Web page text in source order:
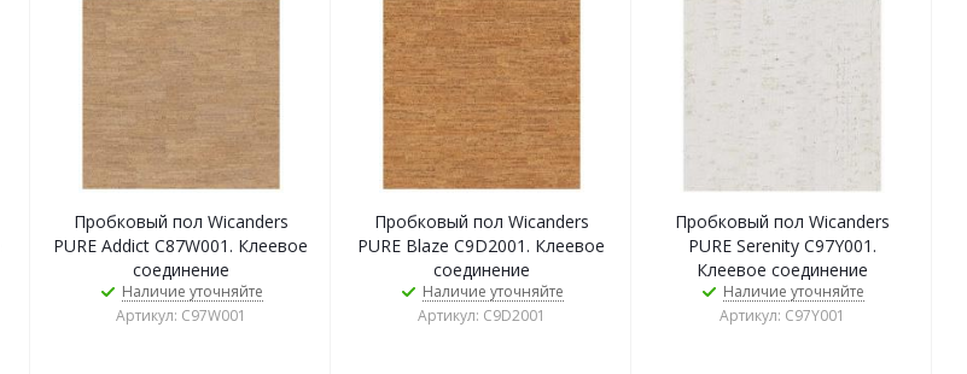
Пробковый пол Wicanders
PURE Addict C87W001. Клеевое
соединение
Наличие уточняйте
Артикул: C97W001
Пробковый пол Wicanders
PURE Blaze C9D2001. Клеевое
соединение
Наличие уточняйте
Артикул: C9D2001
Пробковый пол Wicanders
PURE Serenity C97Y001.
Клеевое соединение
Наличие уточняйте
Артикул: C97Y001